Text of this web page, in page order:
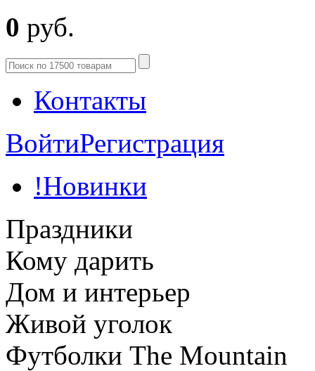
0 руб.
Контакты
ВойтиРегистрация
!Новинки
Праздники
Кому дарить
Дом и интерьер
Живой уголок
Футболки The Mountain